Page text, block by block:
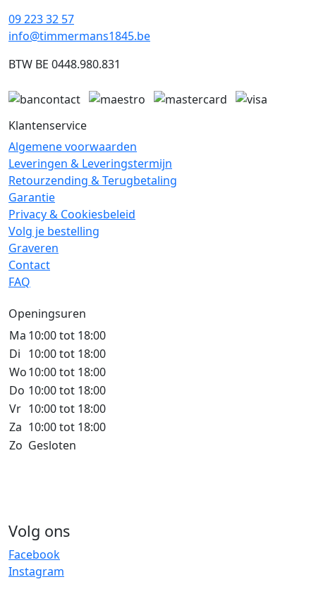
09 223 32 57
info@timmermans1845.be
BTW BE 0448.980.831
Klantenservice
Algemene voorwaarden
Leveringen & Leveringstermijn
Retourzending & Terugbetaling
Garantie
Privacy & Cookiesbeleid
Volg je bestelling
Graveren
Contact
FAQ
Openingsuren
Ma 10:00 tot 18:00
Di 10:00 tot 18:00
Wo10:00 tot 18:00
Do 10:00 tot 18:00
Vr 10:00 tot 18:00
Za 10:00 tot 18:00
Zo Gesloten
Volg ons
Facebook
Instagram